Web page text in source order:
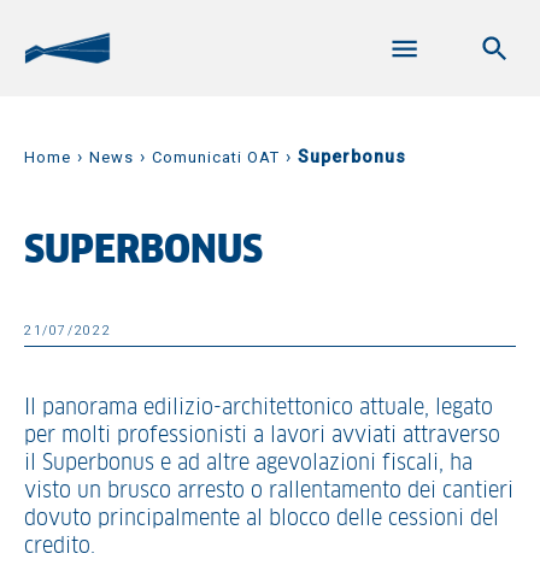
Home › News › Comunicati OAT › Superbonus
SUPERBONUS
21/07/2022
Il panorama edilizio-architettonico attuale, legato
per molti professionisti a lavori avviati attraverso
il Superbonus e ad altre agevolazioni fiscali, ha
visto un brusco arresto o rallentamento dei cantieri
dovuto principalmente al blocco delle cessioni del
credito.